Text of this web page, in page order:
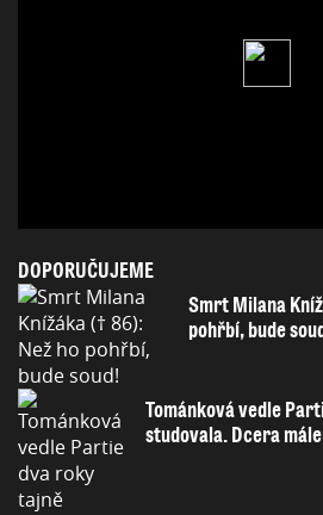
DOPORUČUJEME
Smrt Milana
pohřbí, bude
Tománková vedle
studovala. Dcera